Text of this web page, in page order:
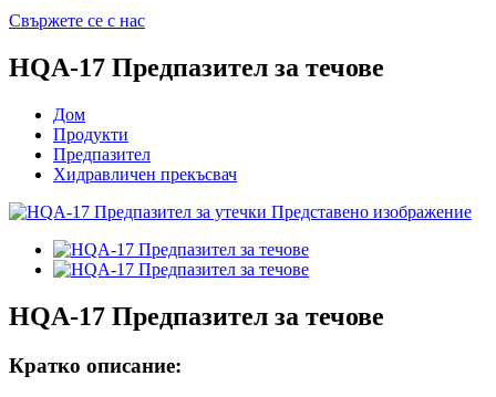
Свържете се с нас
HQA-17 ​​Предпазител за течове
Дом
Продукти
Предпазител
Хидравличен прекъсвач
HQA-17 ​​Предпазител за течове
Кратко описание: